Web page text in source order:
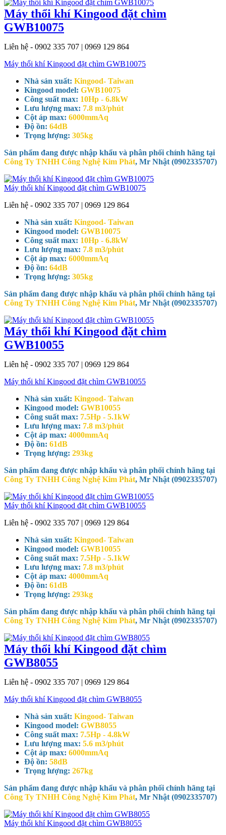
Máy thổi khí Kingood đặt chìm
GWB10075
Liên hệ - 0902 335 707 | 0969 129 864
Máy thổi khí Kingood đặt chìm GWB10075
Nhà sản xuất: Kingood- Taiwan
Kingood model: GWB10075
Công suất max: 10Hp - 6.8kW
Lưu lượng max: 7.8 m3/phút
Cột áp max: 6000mmAq
Độ ồn: 64dB
Trọng lượng: 305kg
Sản phẩm đang được nhập khẩu và phân phối chính hãng tại
Công Ty TNHH Công Nghệ Kim Phát, Mr Nhật (0902335707)
Máy thổi khí Kingood đặt chìm GWB10075
Liên hệ - 0902 335 707 | 0969 129 864
Nhà sản xuất: Kingood- Taiwan
Kingood model: GWB10075
Công suất max: 10Hp - 6.8kW
Lưu lượng max: 7.8 m3/phút
Cột áp max: 6000mmAq
Độ ồn: 64dB
Trọng lượng: 305kg
Sản phẩm đang được nhập khẩu và phân phối chính hãng tại
Công Ty TNHH Công Nghệ Kim Phát, Mr Nhật (0902335707)
Máy thổi khí Kingood đặt chìm
GWB10055
Liên hệ - 0902 335 707 | 0969 129 864
Máy thổi khí Kingood đặt chìm GWB10055
Nhà sản xuất: Kingood- Taiwan
Kingood model: GWB10055
Công suất max: 7.5Hp - 5.1kW
Lưu lượng max: 7.8 m3/phút
Cột áp max: 4000mmAq
Độ ồn: 61dB
Trọng lượng: 293kg
Sản phẩm đang được nhập khẩu và phân phối chính hãng tại
Công Ty TNHH Công Nghệ Kim Phát, Mr Nhật (0902335707)
Máy thổi khí Kingood đặt chìm GWB10055
Liên hệ - 0902 335 707 | 0969 129 864
Nhà sản xuất: Kingood- Taiwan
Kingood model: GWB10055
Công suất max: 7.5Hp - 5.1kW
Lưu lượng max: 7.8 m3/phút
Cột áp max: 4000mmAq
Độ ồn: 61dB
Trọng lượng: 293kg
Sản phẩm đang được nhập khẩu và phân phối chính hãng tại
Công Ty TNHH Công Nghệ Kim Phát, Mr Nhật (0902335707)
Máy thổi khí Kingood đặt chìm
GWB8055
Liên hệ - 0902 335 707 | 0969 129 864
Máy thổi khí Kingood đặt chìm GWB8055
Nhà sản xuất: Kingood- Taiwan
Kingood model: GWB8055
Công suất max: 7.5Hp - 4.8kW
Lưu lượng max: 5.6 m3/phút
Cột áp max: 6000mmAq
Độ ồn: 58dB
Trọng lượng: 267kg
Sản phẩm đang được nhập khẩu và phân phối chính hãng tại
Công Ty TNHH Công Nghệ Kim Phát, Mr Nhật (0902335707)
Máy thổi khí Kingood đặt chìm GWB8055